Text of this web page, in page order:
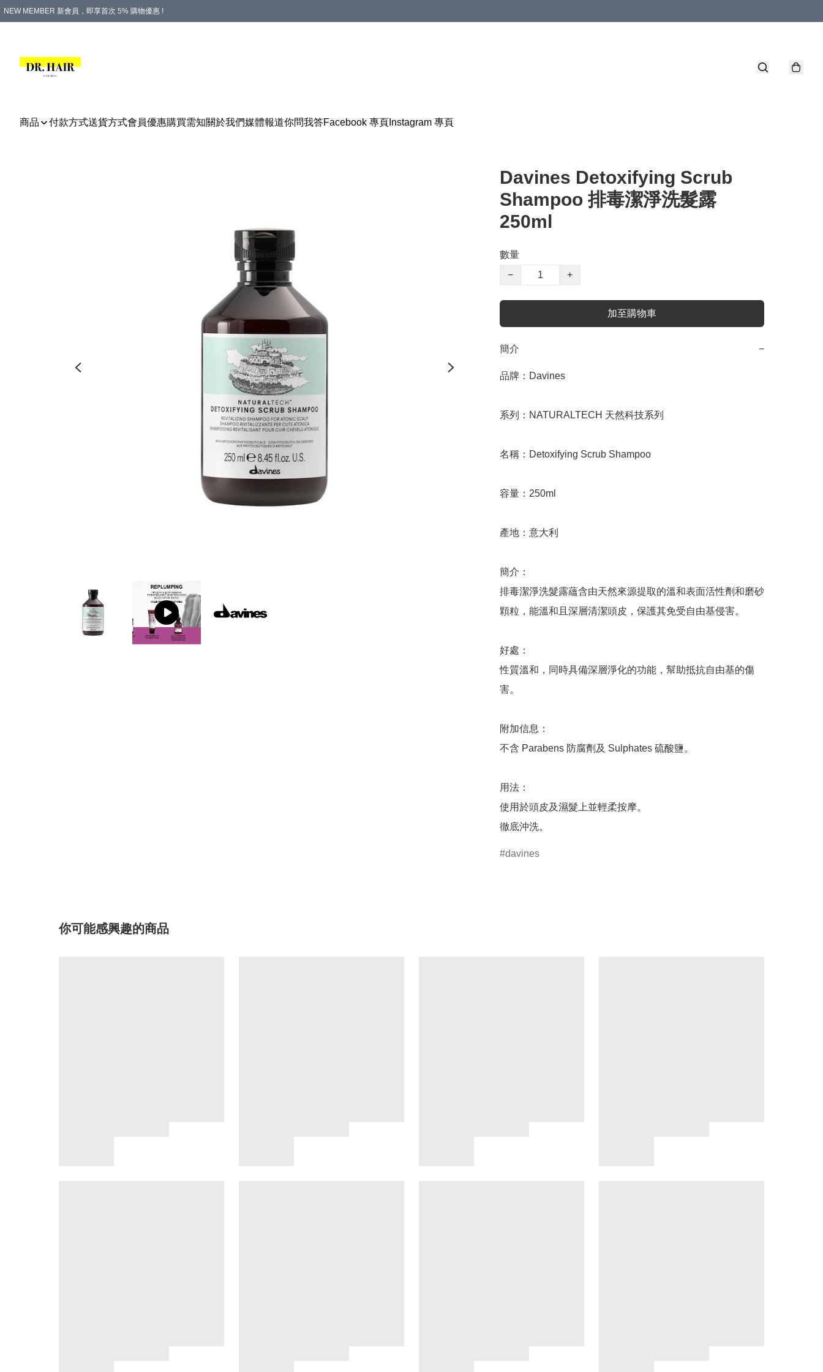
NEW MEMBER 新會員，即享首次 5% 購物優惠 !
商品 付款方式送貨方式會員優惠購買需知關於我們媒體報道你問我答Facebook 專頁 Instagram 專頁
Davines Detoxifying Scrub
Shampoo 排毒潔淨洗髮露
250ml
數量
−
+
加至購物車
簡介 −
品牌：Davines
系列：NATURALTECH 天然科技系列
名稱：Detoxifying Scrub Shampoo
容量：250ml
產地：意大利
簡介：
排毒潔淨洗髮露蘊含由天然來源提取的溫和表面活性劑和磨砂
顆粒，能溫和且深層清潔頭皮，保護其免受自由基侵害。
好處：
性質溫和，同時具備深層淨化的功能，幫助抵抗自由基的傷
害。
附加信息：
不含 Parabens 防腐劑及 Sulphates 硫酸鹽。
用法：
使用於頭皮及濕髮上並輕柔按摩。
davines
你可能感興趣的商品